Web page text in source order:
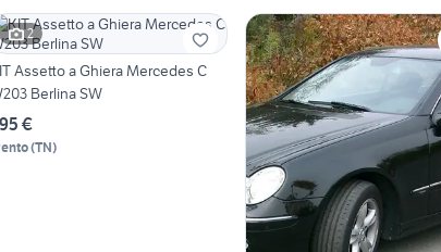
2
Assetto a Ghiera Mercedes C
Berlina SW
€
(TN)